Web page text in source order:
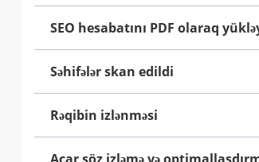
SEO hesabatını PDF olaraq
Səhifələr skan edildi
Rəqibin izlənməsi